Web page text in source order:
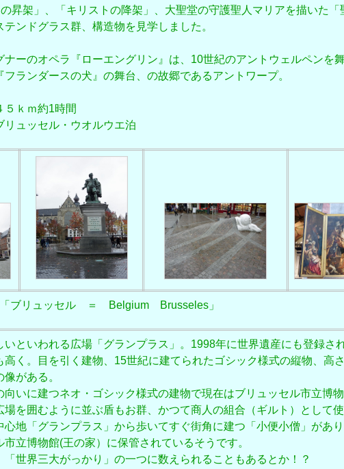
昇架」、「キリストの降架」
、大聖堂の守護聖人マリアを描いた「
テンドグラス群、構造物を見学しました。
ナーのオペラ『ローエングリン』は、10世紀のアントウェルペンを
ランダースの犬』の舞台、の故郷であるアントワープ。
５ｋｍ約1時間
リュッセル・ウオルウエ泊
「ブリュッセル ＝ Belgium Brusseles」
いわれる広場「グランプラス」。1998年に世界遺産にも登録され
高く。目を引く建物、15世紀に建てられたゴシック様式の縦物、高
がある。
いに建つネオ・ゴシック様式の建物で現在はブリュッセル市立博物
を囲むように並ぶ盾もお群、かつて商人の組合（ギルト）として使
地「グランプラス」から歩いてすぐ街角に建つ「小便小僧」があり
立博物館(王の家）に保管されているそうです。
「世界三大がっかり」の一つに数えられることもあるとか！？